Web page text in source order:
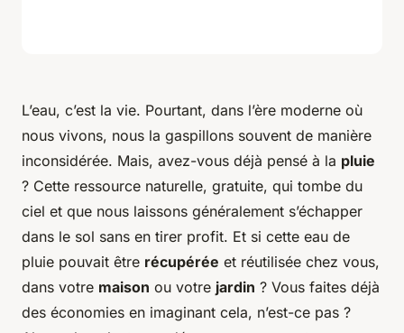
L’eau, c’est la vie. Pourtant, dans l’ère moderne où
nous vivons, nous la gaspillons souvent de manière
inconsidérée. Mais, avez-vous déjà pensé à la pluie
? Cette ressource naturelle, gratuite, qui tombe du
ciel et que nous laissons généralement s’échapper
dans le sol sans en tirer profit. Et si cette eau de
pluie pouvait être récupérée et réutilisée chez vous,
dans votre maison ou votre jardin ? Vous faites déjà
des économies en imaginant cela, n’est-ce pas ?